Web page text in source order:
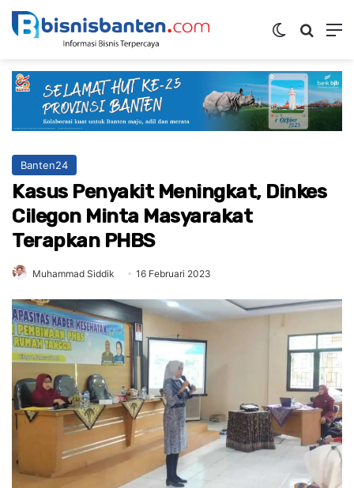
Switch skin
Banten24
Kasus Penyakit Meningkat, Dinkes
Cilegon Minta Masyarakat
Terapkan PHBS
Muhammad Siddik 16 Februari 2023